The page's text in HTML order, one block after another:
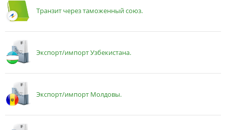
Транзит через таможенный союз.
Экспорт/импорт Узбекистана.
Экспорт/импорт Молдовы.